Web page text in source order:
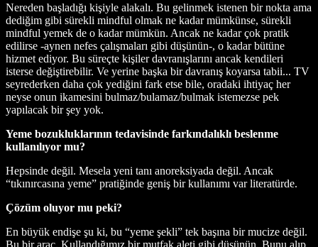
Nereden başladığı kişiyle alakalı. Bu gelinmek istenen bir nokta ama
dediğim gibi sürekli mindful olmak ne kadar mümkünse, sürekli
mindful yemek de o kadar mümkün. Ancak ne kadar çok pratik
edilirse -aynen nefes çalışmaları gibi düşünün-, o kadar bütüne
hizmet ediyor. Bu süreçte kişiler davranışlarını ancak kendileri
isterse değiştirebilir. Ve yerine başka bir davranış koyarsa tabii... TV
seyrederken daha çok yediğini fark etse bile, oradaki ihtiyaç her
neyse onun ikamesini bulmaz/bulamaz/bulmak istemezse pek
yapılacak bir şey yok.
Yeme bozukluklarının tedavisinde farkındalıklı beslenme
kullanılıyor mu?
Hepsinde değil. Mesela yeni tanı anoreksiyada değil. Ancak
“tıkınırcasına yeme” pratiğinde geniş bir kullanımı var literatürde.
Çözüm oluyor mu peki?
En büyük endişe şu ki, bu “yeme şekli” tek başına bir mucize değil.
Bu bir araç. Kullandığımız bir mutfak aleti gibi düşünün. Bunu alıp